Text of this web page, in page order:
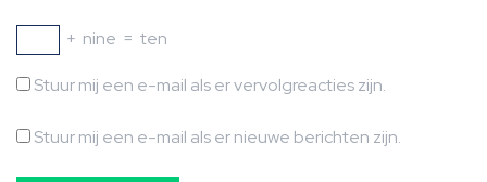
+ nine = ten
Stuur mij een e-mail als er vervolgreacties zijn.
Stuur mij een e-mail als er nieuwe berichten zijn.